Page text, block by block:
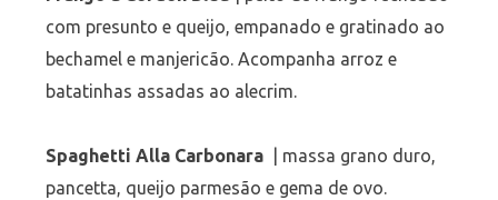
com presunto e queijo, empanado e gratinado ao
bechamel e manjericão. Acompanha arroz e
batatinhas assadas ao alecrim.
Spaghetti Alla Carbonara
| massa grano duro,
pancetta, queijo parmesão e gema de ovo.